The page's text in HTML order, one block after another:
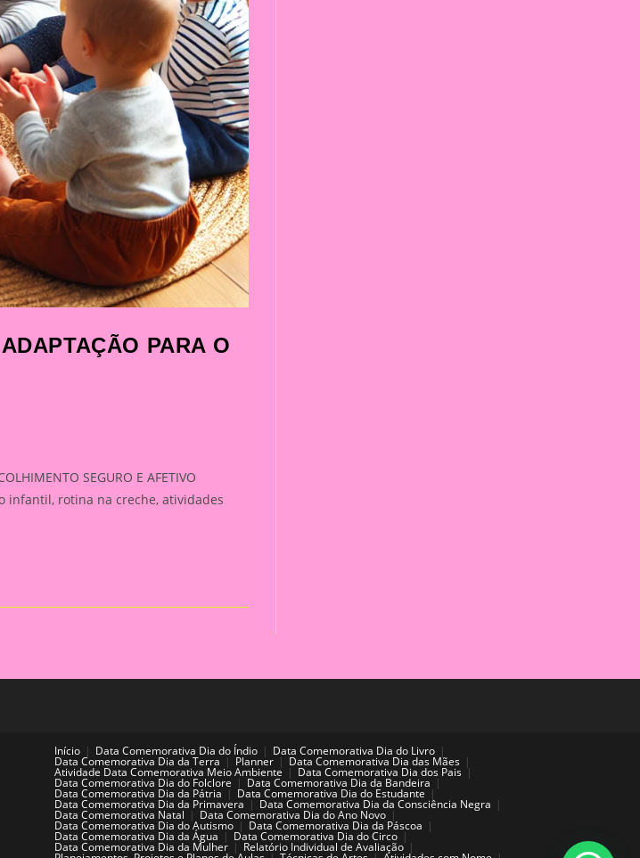
PARA O
SEGURO E AFETIVO
infantil, rotina na creche, atividades
Início Data Comemorativa Dia do Índio Data Comemorativa Dia do Livro
Data Comemorativa Dia da Terra Planner Data Comemorativa Dia das Mães
Atividade Data Comemorativa Meio Ambiente Data Comemorativa Dia dos Pais
Data Comemorativa Dia do Folclore Data Comemorativa Dia da Bandeira
Data Comemorativa Dia da Pátria Data Comemorativa Dia do Estudante
Data Comemorativa Dia da Primavera Data Comemorativa Dia da Consciência Negra
Data Comemorativa Natal Data Comemorativa Dia do Ano Novo
Data Comemorativa Dia do Autismo Data Comemorativa Dia da Páscoa
Data Comemorativa Dia da Água Data Comemorativa Dia do Circo
Data Comemorativa Dia da Mulher Relatório Individual de Avaliação